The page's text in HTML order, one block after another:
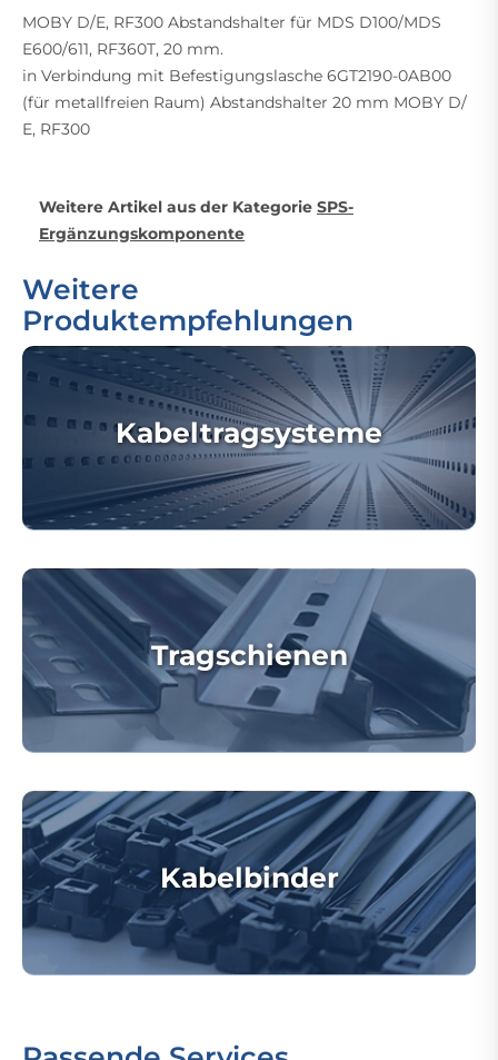
MOBY D/E, RF300 Abstandshalter für MDS D100/MDS
E600/611, RF360T, 20 mm.
in Verbindung mit Befestigungslasche 6GT2190-0AB00
(für metallfreien Raum) Abstandshalter 20 mm MOBY D/
E, RF300
Weitere Artikel aus der Kategorie SPS-
Ergänzungskomponente
Weitere
Produktempfehlungen
Kabeltragsysteme
Tragschienen
Kabelbinder